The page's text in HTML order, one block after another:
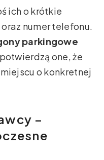
ich o krótkie
numer telefonu.
parkingowe
one, że
o konkretnej
–